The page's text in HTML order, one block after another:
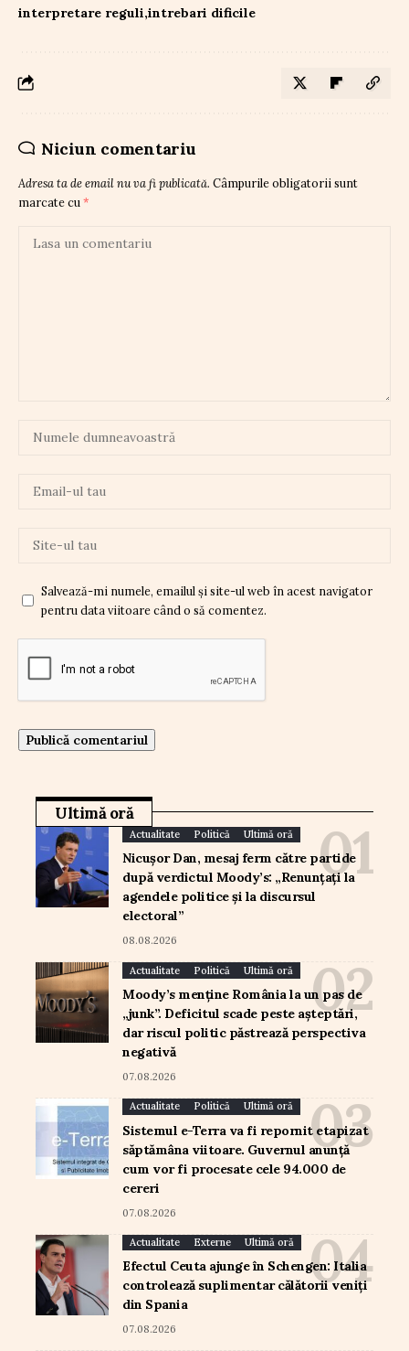
interpretare reguli intrebari dificile
Niciun comentariu
Adresa ta de email nu va fi publicată. Câmpurile obligatorii sunt
marcate cu *
Salvează-mi numele, emailul și site-ul web în acest navigator
pentru data viitoare când o să comentez.
Ultimă oră
Actualitate Politică Ultimă oră
Nicușor Dan, mesaj ferm către partide
după verdictul Moody’s: „Renunțați la
agendele politice și la discursul
electoral”
08.08.2026
Actualitate Politică Ultimă oră
Moody’s menține România la un pas de
„junk”. Deficitul scade peste așteptări,
dar riscul politic păstrează perspectiva
negativă
07.08.2026
Actualitate Politică Ultimă oră
Sistemul e-Terra va fi repornit etapizat
săptămâna viitoare. Guvernul anunță
cum vor fi procesate cele 94.000 de
cereri
07.08.2026
Actualitate Externe Ultimă oră
Efectul Ceuta ajunge în Schengen: Italia
controlează suplimentar călătorii veniți
din Spania
07.08.2026